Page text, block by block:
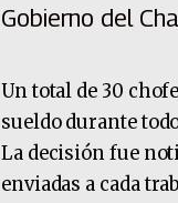
Gobierno del
Un total de 30
sueldo durante
La decisión fue
enviadas a cada